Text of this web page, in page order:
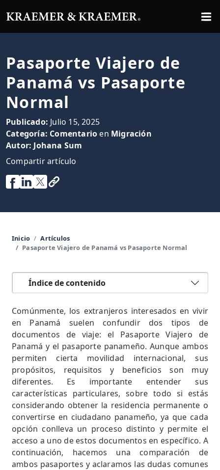
Pasaporte Viajero de
Panamá vs Pasaporte
Normal
Publicado: Julio 15, 2025
Categoría: Comentario en Migración
Autor: Johana Sum
Compartir artículo
Inicio
Artículos
Pasaporte Viajero de Panamá vs Pasaporte Normal
Índice de contenido
Comúnmente, los extranjeros interesados en vivir
en Panamá suelen confundir dos tipos de
documentos de viaje: el Pasaporte Viajero de
Panamá y el pasaporte panameño. Aunque ambos
permiten cierta movilidad internacional, sus
propósitos, requisitos y beneficios son muy
diferentes. Es importante entender sus
características particulares, sobre todo si estás
considerando obtener la residencia permanente o
convertirse en ciudadano panameño, ya que cada
opción conlleva un proceso distinto y permite el
acceso a uno de estos documentos en específico. A
continuación, hacemos una comparación de
ambos pasaportes y aclaramos las dudas comunes